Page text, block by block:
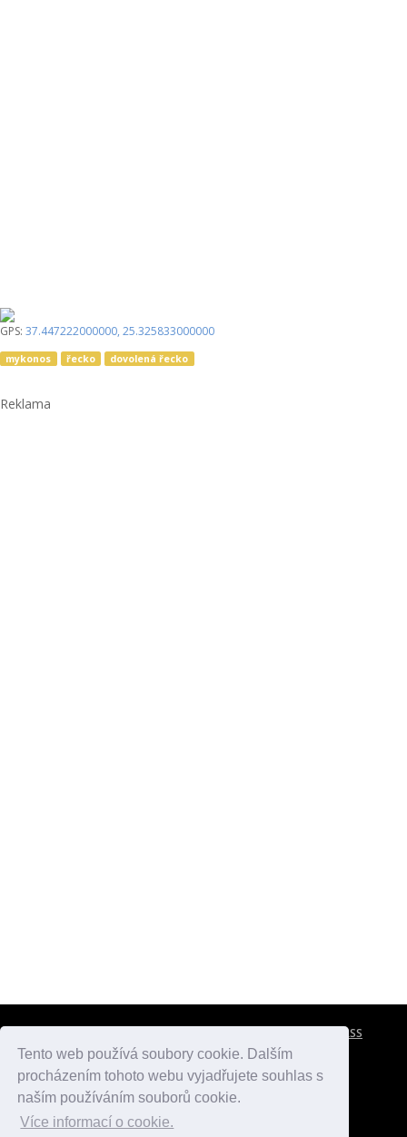
Tento web používá soubory cookie. Dalším
procházením tohoto webu vyjadřujete souhlas s
naším používáním souborů cookie.
Více informací o cookie.
GPS: 37.447222000000, 25.325833000000
mykonos řecko dovolená řecko
Reklama
RSS
atlaspamatek.info